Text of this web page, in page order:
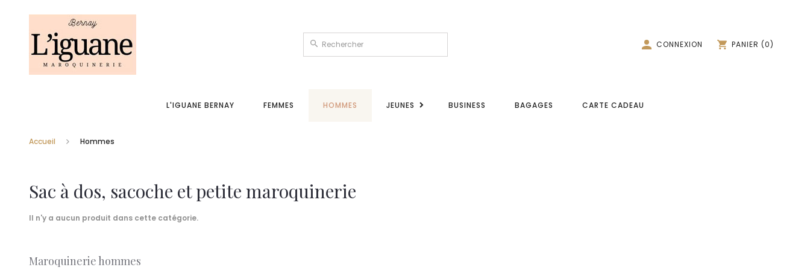
CONNEXION PANIER (0)
L'IGUANE BERNAY FEMMES HOMMES JEUNES BUSINESS BAGAGES CARTE CADEAU
Accueil Hommes
Sac à dos, sacoche et petite maroquinerie
Il n'y a aucun produit dans cette catégorie.
Maroquinerie hommes